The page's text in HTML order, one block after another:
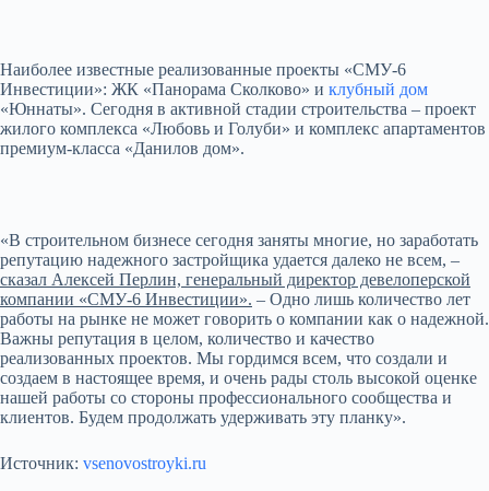
Наиболее известные реализованные проекты «СМУ-6
Инвестиции»: ЖК «Панорама Сколково» и клубный дом
«Юннаты». Сегодня в активной стадии строительства – проект
жилого комплекса «Любовь и Голуби» и комплекс апартаментов
премиум-класса «Данилов дом».
«В строительном бизнесе сегодня заняты многие, но заработать
репутацию надежного застройщика удается далеко не всем, –
сказал Алексей Перлин, генеральный директор девелоперской
компании «СМУ-6 Инвестиции». – Одно лишь количество лет
работы на рынке не может говорить о компании как о надежной.
Важны репутация в целом, количество и качество
реализованных проектов. Мы гордимся всем, что создали и
создаем в настоящее время, и очень рады столь высокой оценке
нашей работы со стороны профессионального сообщества и
клиентов. Будем продолжать удерживать эту планку».
Источник: vsenovostroyki.ru